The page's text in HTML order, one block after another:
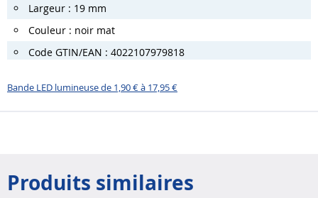
Largeur : 19 mm
Couleur : noir mat
Code GTIN/EAN : 4022107979818
Bande LED lumineuse de 1,90 € à 17,95 €
Produits similaires